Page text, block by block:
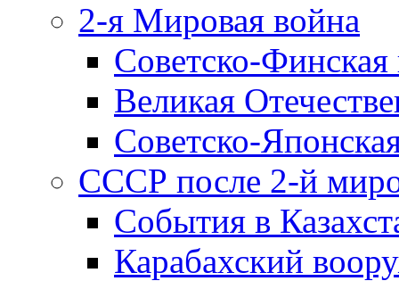
2-я Мировая война
Советско-
Великая
Советско-
СССР после 2-й
События в
Карабахский